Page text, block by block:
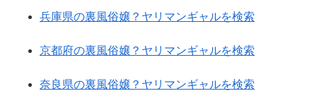
兵庫県の裏風俗嬢？ヤリマンギャルを検索
京都府の裏風俗嬢？ヤリマンギャルを検索
奈良県の裏風俗嬢？ヤリマンギャルを検索